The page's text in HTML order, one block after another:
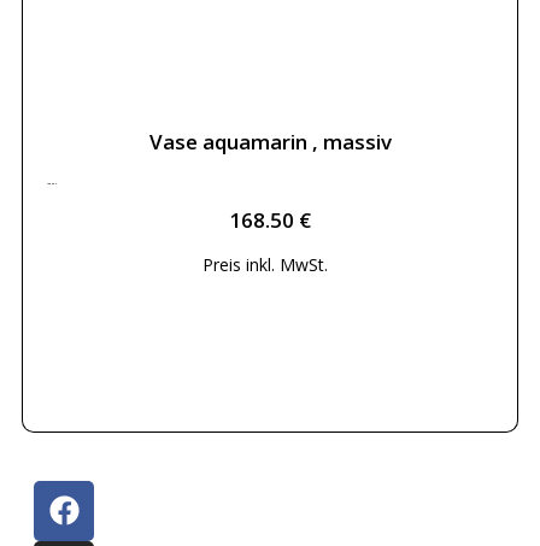
Vase aquamarin , massiv
168.50 €
168.50 €
Preis inkl. MwSt.